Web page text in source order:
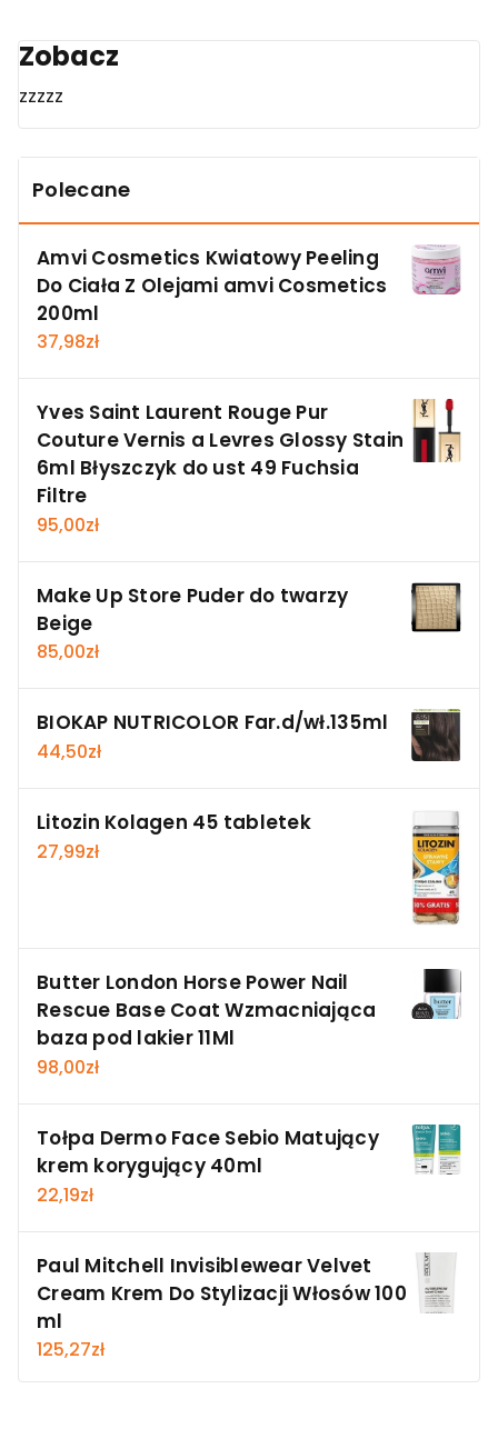
Zobacz
zzzzz
Polecane
Amvi Cosmetics Kwiatowy Peeling
Do Ciała Z Olejami amvi Cosmetics
200ml
37,98zł
Yves Saint Laurent Rouge Pur
Couture Vernis a Levres Glossy Stain
6ml Błyszczyk do ust 49 Fuchsia
Filtre
95,00zł
Make Up Store Puder do twarzy
Beige
85,00zł
BIOKAP NUTRICOLOR Far.d/wł.135ml
44,50zł
Litozin Kolagen 45 tabletek
27,99zł
Butter London Horse Power Nail
Rescue Base Coat Wzmacniająca
baza pod lakier 11Ml
98,00zł
Tołpa Dermo Face Sebio Matujący
krem korygujący 40ml
22,19zł
Paul Mitchell Invisiblewear Velvet
Cream Krem Do Stylizacji Włosów 100
ml
125,27zł